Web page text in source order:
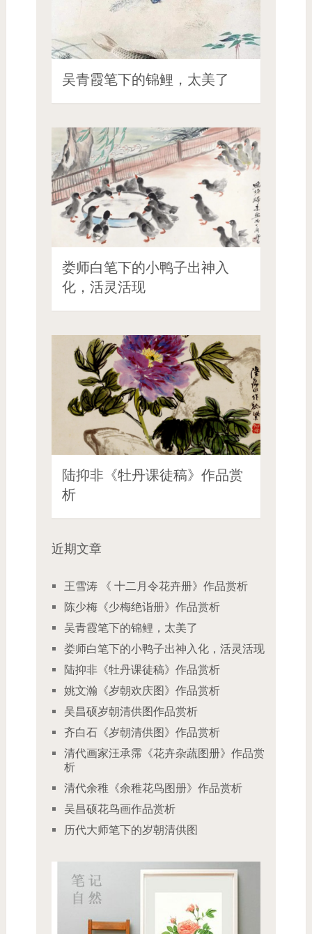
吴青霞笔下的锦鲤，太美了
娄师白笔下的小鸭子出神入
化，活灵活现
陆抑非《牡丹课徒稿》作品赏
析
近期文章
王雪涛 《 十二月令花卉册》作品赏析
陈少梅《少梅绝诣册》作品赏析
吴青霞笔下的锦鲤，太美了
娄师白笔下的小鸭子出神入化，活灵活现
陆抑非《牡丹课徒稿》作品赏析
姚文瀚《岁朝欢庆图》作品赏析
吴昌硕岁朝清供图作品赏析
齐白石《岁朝清供图》作品赏析
清代画家汪承霈《花卉杂蔬图册》作品赏
析
清代余稚《余稚花鸟图册》作品赏析
吴昌硕花鸟画作品赏析
历代大师笔下的岁朝清供图